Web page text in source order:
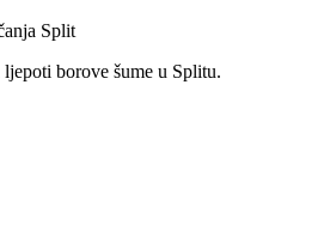
borove šume u Splitu.